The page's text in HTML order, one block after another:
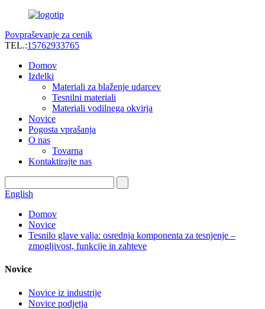
Povpraševanje za cenik
TEL.:15762933765
Domov
Izdelki
Materiali za blaženje udarcev
Tesnilni materiali
Materiali vodilnega okvirja
Novice
Pogosta vprašanja
O nas
Tovarna
Kontaktirajte nas
English
Domov
Novice
Tesnilo glave valja: osrednja komponenta za tesnjenje –
zmogljivost, funkcije in zahteve
Novice
Novice iz industrije
Novice podjetja